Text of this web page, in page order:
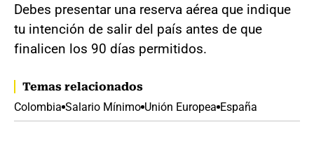
Debes presentar una reserva aérea que indique
tu intención de salir del país antes de que
finalicen los 90 días permitidos.
Temas relacionados
Colombia Salario Mínimo Unión Europea España